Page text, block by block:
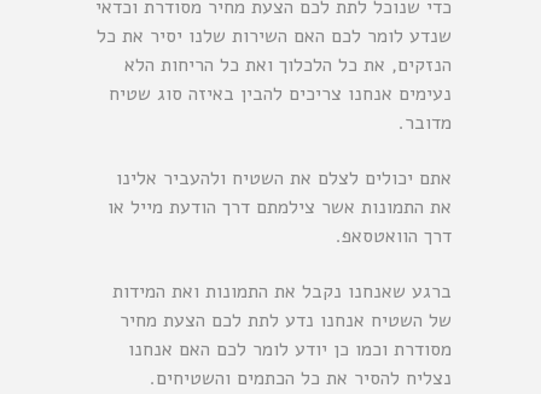
כדי שנוכל לתת לכם הצעת מחיר מסודרת וכדאי
שנדע לומר לכם האם השירות שלנו יסיר את כל
הנזקים, את כל הלכלוך ואת כל הריחות הלא
נעימים אנחנו צריכים להבין באיזה סוג שטיח
מדובר.
אתם יכולים לצלם את השטיח ולהעביר אלינו
את התמונות אשר צילמתם דרך הודעת מייל או
דרך הוואטסאפ.
ברגע שאנחנו נקבל את התמונות ואת המידות
של השטיח אנחנו נדע לתת לכם הצעת מחיר
מסודרת וכמו כן יודע לומר לכם האם אנחנו
נצליח להסיר את כל הכתמים והשטיחים.